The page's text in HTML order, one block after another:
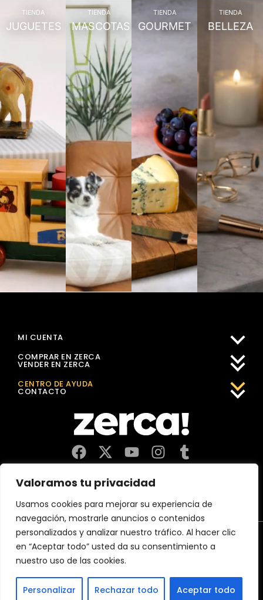
Valoramos tu privacidad
Usamos cookies para mejorar su experiencia de
navegación, mostrarle anuncios o contenidos
personalizados y analizar nuestro tráfico. Al hacer clic
en “Aceptar todo” usted da su consentimiento a
nuestro uso de las cookies.
Personalizar Rechazar todo Aceptar todo
TIENDA
JUGUETES
TIENDA
MASCOTAS
TIENDA
GOURMET
TIENDA
BELLEZA
Comercios, productores y distribuidores locales. Pagan
impuestos aquí, y dinamizan economía y empleo en tu
MI CUENTA
COMPRAR EN ZERCA
VENDER EN ZERCA
CENTRO DE AYUDA
CONTACTO
Aviso LegalPolítica de Privacidad
Política de Cookies
CERTIFICACIÓN 2026 MejorServicio.es
EspañaFranceÖsterreichDeutschland BelgiumItaliaPortugal